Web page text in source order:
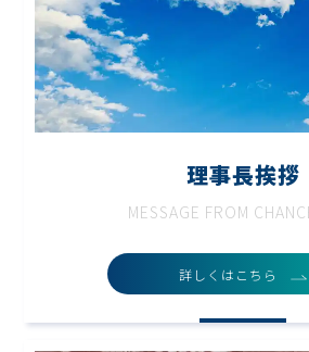
理事長挨拶
MESSAGE FROM
詳しくはこちら